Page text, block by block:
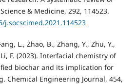
& Medicine, 292, 114523.
L., Zhao, B., Zhang, Y., Zhu, Y.,
F. (2023). Interfacial chemistry of
biochar and its implication for
Chemical Engineering Journal, 454,